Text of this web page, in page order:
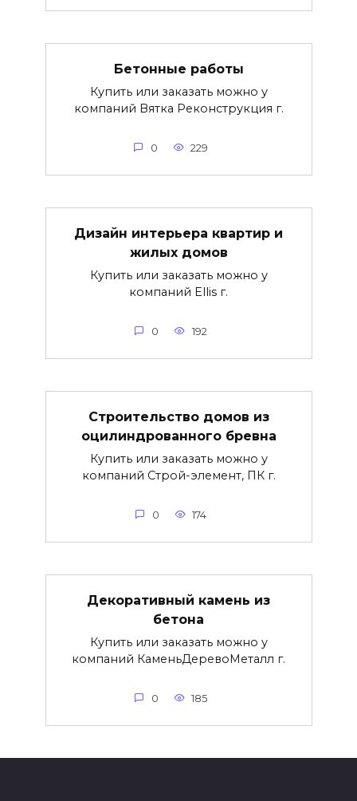
Бетонные работы
Купить или заказать можно у
компаний Вятка Реконструкция г.
0 229
Дизайн интерьера квартир и
жилых домов
Купить или заказать можно у
компаний Ellis г.
0 192
Строительство домов из
оцилиндрованного бревна
Купить или заказать можно у
компаний Строй-элемент, ПК г.
0 174
Декоративный камень из
бетона
Купить или заказать можно у
компаний КаменьДеревоМеталл г.
0 185